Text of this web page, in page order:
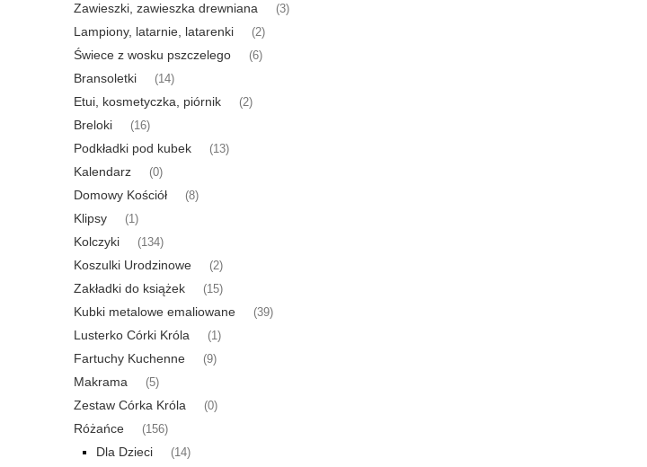
Zawieszki, zawieszka drewniana (3)
Lampiony, latarnie, latarenki (2)
Świece z wosku pszczelego (6)
Bransoletki (14)
Etui, kosmetyczka, piórnik (2)
Breloki (16)
Podkładki pod kubek (13)
Kalendarz (0)
Domowy Kościół (8)
Klipsy (1)
Kolczyki (134)
Koszulki Urodzinowe (2)
Zakładki do książek (15)
Kubki metalowe emaliowane (39)
Lusterko Córki Króla (1)
Fartuchy Kuchenne (9)
Makrama (5)
Zestaw Córka Króla (0)
Różańce (156)
Dla Dzieci (14)